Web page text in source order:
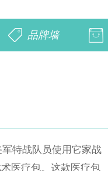
品牌墙
特战队员使用它家战
医疗包。这款医疗包